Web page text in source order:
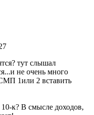
тут слышал
не очень много
1или 2 вставить
к? В смысле доходов,